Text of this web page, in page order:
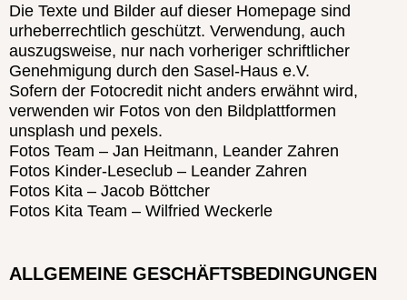
Die Texte und Bilder auf dieser Homepage sind
urheberrechtlich geschützt. Verwendung, auch
auszugsweise, nur nach vorheriger schriftlicher
Genehmigung durch den Sasel-Haus e.V.
Sofern der Fotocredit nicht anders erwähnt wird,
verwenden wir Fotos von den Bildplattformen
unsplash und pexels.
Fotos Team – Jan Heitmann, Leander Zahren
Fotos Kinder-Leseclub – Leander Zahren
Fotos Kita – Jacob Böttcher
Fotos Kita Team – Wilfried Weckerle
ALLGEMEINE GESCHÄFTSBEDINGUNGEN